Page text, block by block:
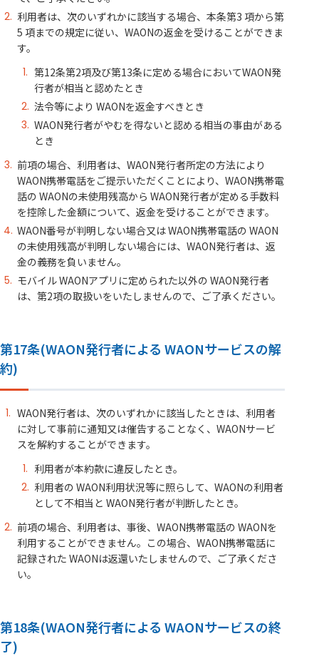
利用者は、次のいずれかに該当する場合、本条第3 項から第
5 項までの規定に従い、WAONの返金を受けることができま
す。
第12条第2項及び第13条に定める場合においてWAON発
行者が相当と認めたとき
法令等により WAONを返金すべきとき
WAON発行者がやむを得ないと認める相当の事由がある
とき
前項の場合、利用者は、WAON発行者所定の方法により
WAON携帯電話をご提示いただくことにより、WAON携帯電
話の WAONの未使用残高から WAON発行者が定める手数料
を控除した金額について、返金を受けることができます。
WAON番号が判明しない場合又は WAON携帯電話の WAON
の未使用残高が判明しない場合には、WAON発行者は、返
金の義務を負いません。
モバイル WAONアプリに定められた以外の WAON発行者
は、第2項の取扱いをいたしませんので、ご了承ください。
第17条(WAON発行者による WAONサービスの解
約)
WAON発行者は、次のいずれかに該当したときは、利用者
に対して事前に通知又は催告することなく、WAONサービ
スを解約することができます。
利用者が本約款に違反したとき。
利用者の WAON利用状況等に照らして、WAONの利用者
として不相当と WAON発行者が判断したとき。
前項の場合、利用者は、事後、WAON携帯電話の WAONを
利用することができません。この場合、WAON携帯電話に
記録された WAONは返還いたしませんので、ご了承くださ
い。
第18条(WAON発行者による WAONサービスの終
了)